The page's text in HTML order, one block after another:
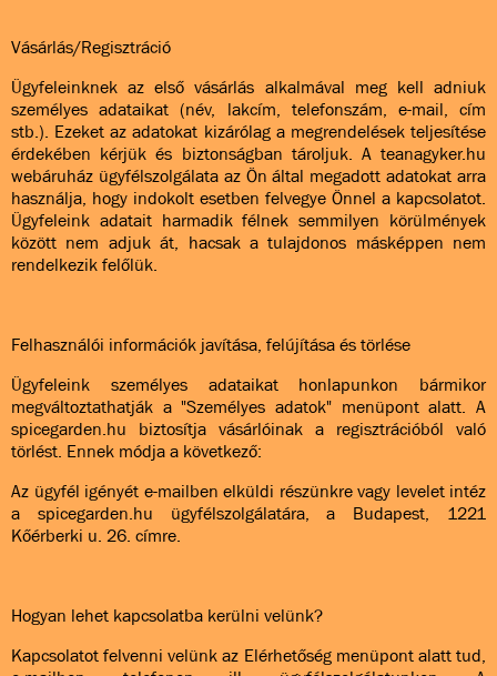
Vásárlás/Regisztráció
Ügyfeleinknek az első vásárlás alkalmával meg kell adniuk
személyes adataikat (név, lakcím, telefonszám, e-mail, cím
stb.). Ezeket az adatokat kizárólag a megrendelések teljesítése
érdekében kérjük és biztonságban tároljuk. A teanagyker.hu
webáruház ügyfélszolgálata az Ön által megadott adatokat arra
használja, hogy indokolt esetben felvegye Önnel a kapcsolatot.
Ügyfeleink adatait harmadik félnek semmilyen körülmények
között nem adjuk át, hacsak a tulajdonos másképpen nem
rendelkezik felőlük.
Felhasználói információk javítása, felújítása és törlése
Ügyfeleink személyes adataikat honlapunkon bármikor
megváltoztathatják a "Személyes adatok" menüpont alatt. A
spicegarden.hu biztosítja vásárlóinak a regisztrációból való
törlést. Ennek módja a következő:
Az ügyfél igényét e-mailben elküldi részünkre vagy levelet intéz
a spicegarden.hu ügyfélszolgálatára, a Budapest, 1221
Kőérberki u. 26. címre.
Hogyan lehet kapcsolatba kerülni velünk?
Kapcsolatot felvenni velünk az Elérhetőség menüpont alatt tud,